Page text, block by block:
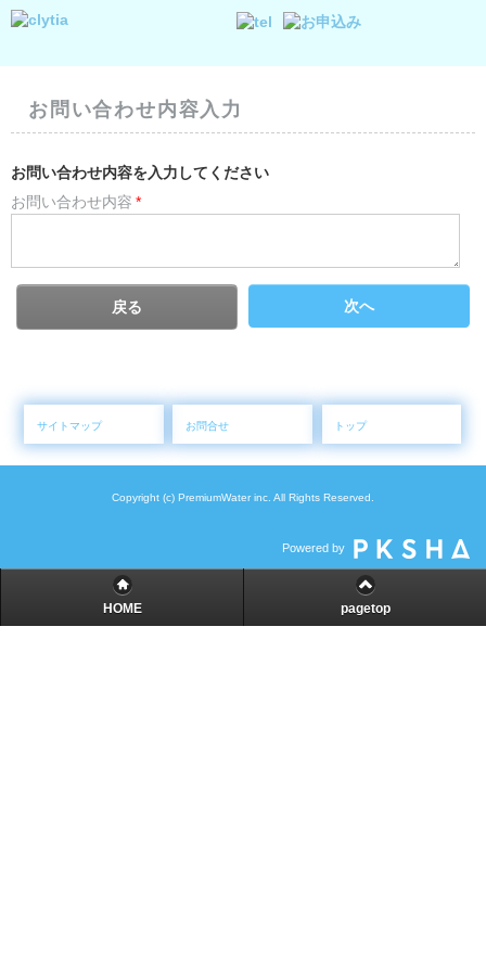
お問い合わせ内容入力
お問い合わせ内容を入力してください
お問い合わせ内容 *
戻る 次へ
サイトマップ お問合せ トップ
Copyright (c) PremiumWater inc. All Rights Reserved.
Powered by
HOME pagetop